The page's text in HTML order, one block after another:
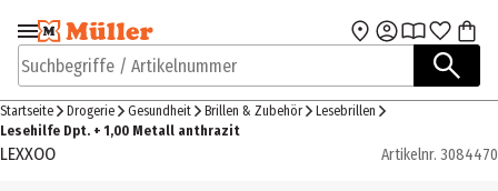
Zur Navigation
springen
Zum Hauptinhalt
Suchbegriffe / Artikelnummer
Startseite Drogerie Gesundheit Brillen & Zubehör
Lesebrillen
Lesehilfe Dpt. + 1,00 Metall anthrazit
LEXXOO Artikelnr. 3084470